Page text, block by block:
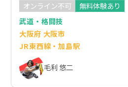
オンライン不可
無料体験あり
武道・格闘技
大阪府 大阪市
JR東西線・加島駅
毛利 悠二